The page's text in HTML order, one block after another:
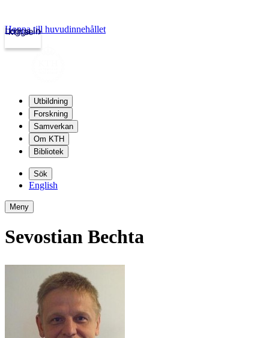
kth.se
Logga in
Hoppa till huvudinnehållet
Utbildning
Forskning
Samverkan
Om KTH
Bibliotek
Sök
English
Meny
Sevostian Bechta